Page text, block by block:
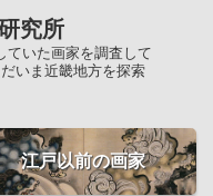
究所
ていた画家を調査して
いま近畿地方を探索
江戸以前の画家